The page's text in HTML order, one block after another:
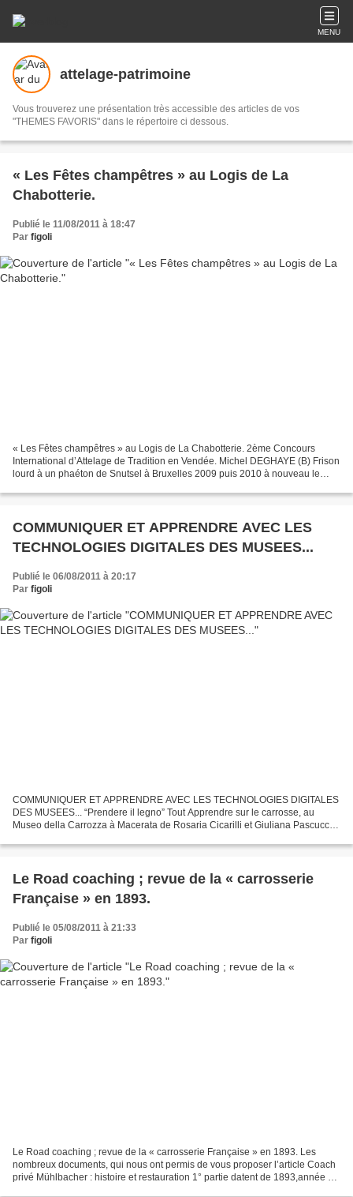
MENU
attelage-patrimoine
Vous trouverez une présentation très accessible des articles de vos
"THEMES FAVORIS" dans le répertoire ci dessous.
« Les Fêtes champêtres » au Logis de La
Chabotterie.
Publié le 11/08/2011 à 18:47
Par figoli
« Les Fêtes champêtres » au Logis de La Chabotterie. 2ème Concours
International d’Attelage de Tradition en Vendée. Michel DEGHAYE (B) Frison
lourd à un phaéton de Snutsel à Bruxelles 2009 puis 2010 à nouveau le
COMMUNIQUER ET APPRENDRE AVEC LES
TECHNOLOGIES DIGITALES DES MUSEES...
Publié le 06/08/2011 à 20:17
Par figoli
COMMUNIQUER ET APPRENDRE AVEC LES TECHNOLOGIES DIGITALES
DES MUSEES... “Prendere il legno” Tout Apprendre sur le carrosse, au
Museo della Carrozza à Macerata de Rosaria Cicarilli et Giuliana Pascucci
Le Road coaching ; revue de la « carrosserie
Française » en 1893.
Publié le 05/08/2011 à 21:33
Par figoli
Le Road coaching ; revue de la « carrosserie Française » en 1893. Les
nombreux documents, qui nous ont permis de vous proposer l’article Coach
privé Mühlbacher : histoire et restauration 1° partie datent de 1893,année où